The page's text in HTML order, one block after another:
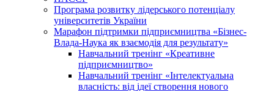
Програма розвитку лідерського потенціалу
університетів України
Марафон підтримки підприємництва «Бізнес-
Влада-Наука як взаємодія для результату»
Навчальний тренінг «Креативне
підприємництво»
Навчальний тренінг «Інтелектуальна
власність: від ідеї створення нового